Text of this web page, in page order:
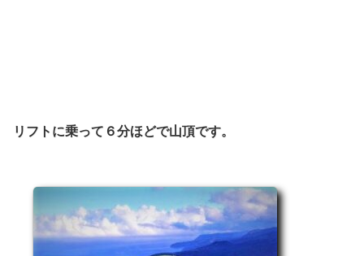
リフトに乗って６分ほどで山頂です。